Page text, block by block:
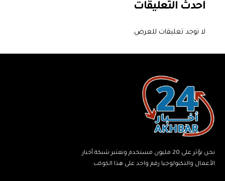
أحدث التعليقات
لا توجد تعليقات للعرض.
نحن نؤثر على 20 مليون مستخدم ونعتبر شبكة أخبار
الأعمال والتكنولوجيا رقم واحد على هذا الكوكب.